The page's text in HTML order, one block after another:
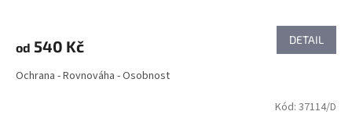
od 540 Kč DETAIL
Ochrana - Rovnováha - Osobnost
Kód: 37114/D